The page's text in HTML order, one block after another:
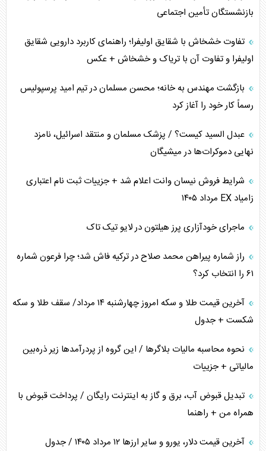
جنگ رمضان و معضل حضور نظامیان آمریکایی
تحلیل جامع پدیده تراستی‌ها
تأثیر جنگ ایران و آمریکا بر اقتصاد جهانی
تخریب پل‌ها در اوکراین و فروپاشی روایت دوگانه غرب
اربعین، کابوس مشترک تل‌آویو-واشنگتن
برنامه هفتم توسعه در نقطه کور سیاستگذاری
کنوانسیون دریای خزر در راستای منافع ملی است؟
بازنشستگان تأمین اجتماعی
تفاوت خشخاش با شقایق اولیفرا؛ راهنمای کاربرد دارویی شقایق
اولیفرا و تفاوت آن با تریاک و خشخاش + عکس
بازگشت مهندس به خانه؛ محسن مسلمان در تیم امید پرسپولیس
رسماً کار خود را آغاز کرد
عبدل السید کیست؟ / پزشک مسلمان و منتقد اسرائیل، نامزد
نهایی دموکرات‌ها در میشیگان
شرایط فروش نیسان وانت اعلام شد + جزییات ثبت نام اعتباری
زامیاد EX مرداد ۱۴۰۵
ماجرای خودآزاری پرز هیلتون در لایو تیک تاک
راز شماره پیراهن محمد صلاح در ترکیه فاش شد؛ چرا فرعون شماره
۶۱ را انتخاب کرد؟
آخرین قیمت طلا و سکه امروز چهارشنبه ۱۴ مرداد/ سقف طلا و سکه
شکست + جدول
نحوه محاسبه مالیات بلاگر‌ها / این گروه از پردرآمد‌ها زیر ذره‌بین
مالیاتی + جزییات
تبدیل قبوض آب، برق و گاز به اینترنت رایگان / پرداخت قبوض با
همراه من + راهنما
آخرین قیمت دلار، یورو و سایر ارز‌ها ۱۲ مرداد ۱۴۰۵ / جدول